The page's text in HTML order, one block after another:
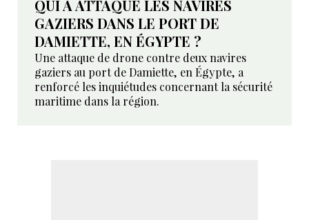
QUI A ATTAQUÉ LES NAVIRES
GAZIERS DANS LE PORT DE
DAMIETTE, EN ÉGYPTE ?
Une attaque de drone contre deux navires
gaziers au port de Damiette, en Égypte, a
renforcé les inquiétudes concernant la sécurité
maritime dans la région.